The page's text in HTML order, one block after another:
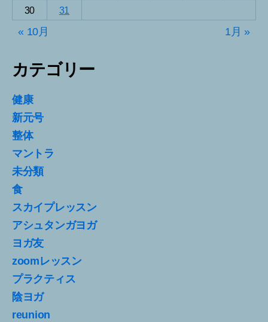
30
31
« 10月 1月 »
カテゴリー
健康
新元号
整体
マントラ
未分類
食
スカイプレッスン
アシュタンガヨガ
ヨガ友
zoomレッスン
プラクティス
陰ヨガ
reunion